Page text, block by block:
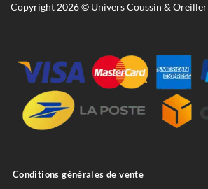
Copyright 2026 © Univers Coussin & Oreiller
Conditions générales de vente